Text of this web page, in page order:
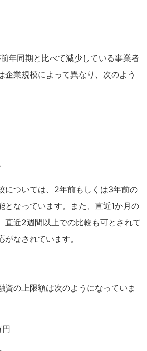
年同期と比べて減少している事業者
企業規模によって異なり、次のよう
については、2年前もしくは3年前の
となっています。また、直近1か月の
直近2週間以上での比較も可とされて
なされています。
資の上限額は次のようになっていま